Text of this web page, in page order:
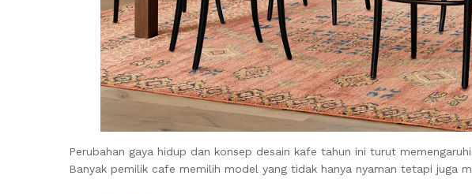
Perubahan gaya hidup dan konsep desain kafe tahun ini turut
Banyak pemilik cafe memilih model yang tidak hanya nyaman tetapi juga